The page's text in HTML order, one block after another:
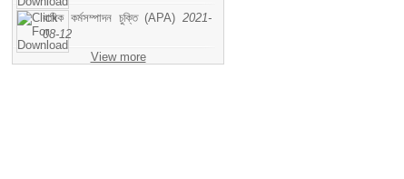
বাষিক কর্মসম্পাদন চুক্তি (APA) 2021-
08-12
View more